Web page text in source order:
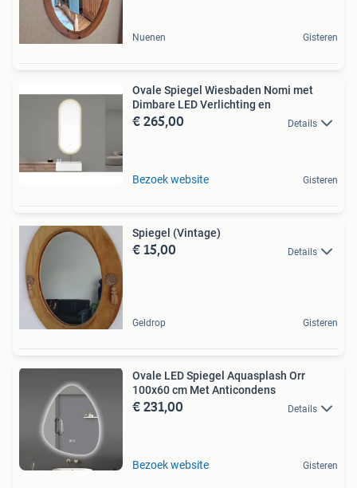
Nuenen Gisteren
Ovale Spiegel Wiesbaden Nomi met
Dimbare LED Verlichting en
€ 265,00 Details
Bezoek website Gisteren
Spiegel (Vintage)
€ 15,00 Details
Geldrop Gisteren
Ovale LED Spiegel Aquasplash Orr
100x60 cm Met Anticondens
€ 231,00 Details
Bezoek website Gisteren